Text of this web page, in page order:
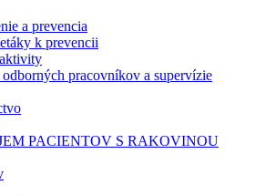
a prevencia
k prevencii
pracovníkov a supervízie
PACIENTOV S RAKOVINOU